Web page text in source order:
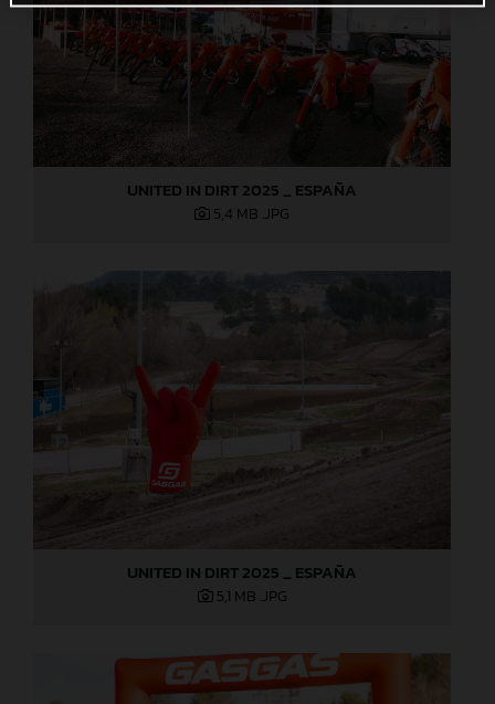
UNITED IN DIRT 2025 _ ESPAÑA
5,4 MB .JPG
UNITED IN DIRT 2025 _ ESPAÑA
5,1 MB .JPG